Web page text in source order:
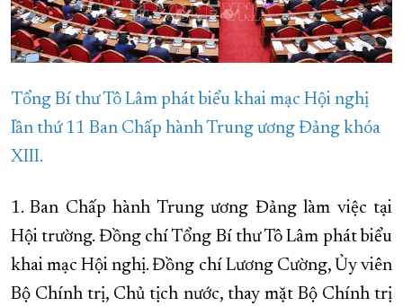
Tổng Bí thư Tô Lâm phát biểu khai mạc Hội nghị
lần thứ 11 Ban Chấp hành Trung ương Đảng khóa
XIII.
1. Ban Chấp hành Trung ương Đảng làm việc tại
Hội trường. Đồng chí Tổng Bí thư Tô Lâm phát biểu
khai mạc Hội nghị. Đồng chí Lương Cường, Ủy viên
Bộ Chính trị, Chủ tịch nước, thay mặt Bộ Chính trị